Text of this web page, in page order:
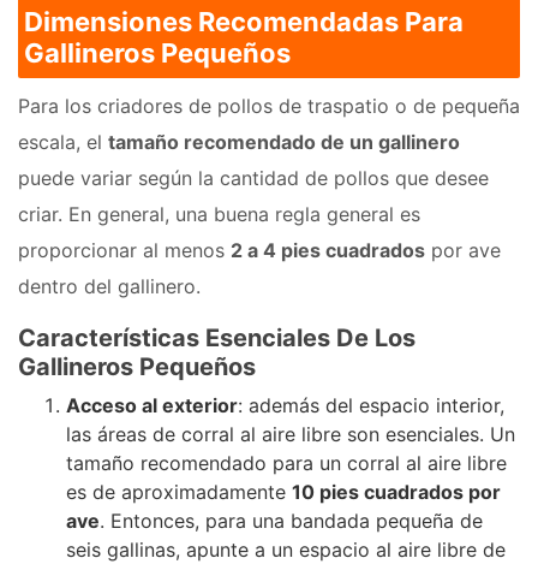
Dimensiones Recomendadas Para
Gallineros Pequeños
Para los criadores de pollos de traspatio o de pequeña
escala, el tamaño recomendado de un gallinero
puede variar según la cantidad de pollos que desee
criar. En general, una buena regla general es
proporcionar al menos 2 a 4 pies cuadrados por ave
dentro del gallinero.
Características Esenciales De Los
Gallineros Pequeños
Acceso al exterior: además del espacio interior,
las áreas de corral al aire libre son esenciales. Un
tamaño recomendado para un corral al aire libre
es de aproximadamente 10 pies cuadrados por
ave. Entonces, para una bandada pequeña de
seis gallinas, apunte a un espacio al aire libre de